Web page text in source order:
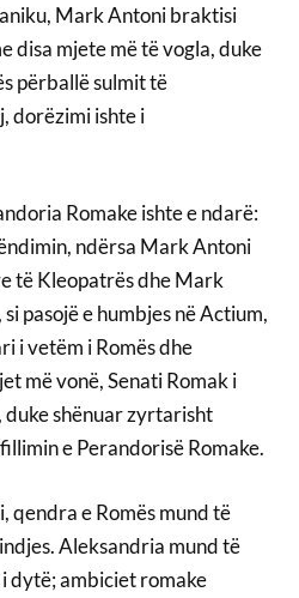
Mark Antoni braktisi
disa mjete më të vogla, duke
përballë sulmit të
dorëzimi ishte i
Romake ishte e ndarë:
ndërsa Mark Antoni
të Kleopatrës dhe Mark
pasojë e humbjes në Actium,
i vetëm i Romës dhe
më vonë, Senati Romak i
shënuar zyrtarisht
e Perandorisë Romake.
qendra e Romës mund të
Aleksandria mund të
dytë; ambiciet romake